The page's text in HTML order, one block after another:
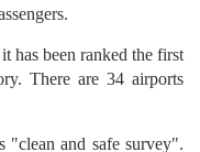
has been ranked the first
There are 34 airports
"clean and safe survey".